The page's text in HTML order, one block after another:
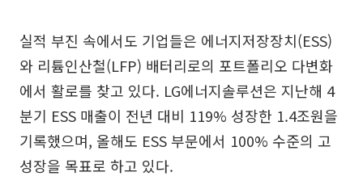
실적 부진 속에서도 기업들은 에너지저장장치(ESS)
와 리튬인산철(LFP) 배터리로의 포트폴리오 다변화
에서 활로를 찾고 있다. LG에너지솔루션은 지난해 4
분기 ESS 매출이 전년 대비 119% 성장한 1.4조원을
기록했으며, 올해도 ESS 부문에서 100% 수준의 고
성장을 목표로 하고 있다.